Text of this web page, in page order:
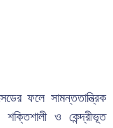
ফলে সামন্ততান্ত্রিক
ও কেন্দ্রীভূত